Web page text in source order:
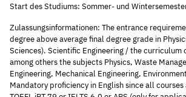
Start des Studiums: Sommer- und
Zulassungsinformationen: The entrance
degree above average final degree grade in
Sciences). Scientific Engineering / the curriculum
among others the subjects Physics, Waste
Engineering, Mechanical Engineering,
Mandatory proficiency in English since all courses